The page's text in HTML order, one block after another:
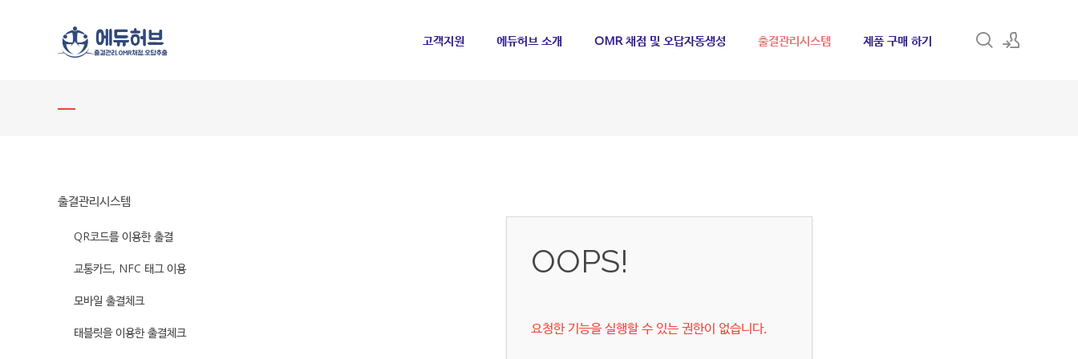
고객지원 에듀허브 소개 OMR 채점 및 오답자동생성 출결관리시스템 제품 구매 하기
출결관리시스템
QR코드를 이용한 출결
교통카드, NFC 태그 이용
모바일 출결체크
태블릿을 이용한 출결체크
OOPS!
요청한 기능을 실행할 수 있는 권한이 없습니다.